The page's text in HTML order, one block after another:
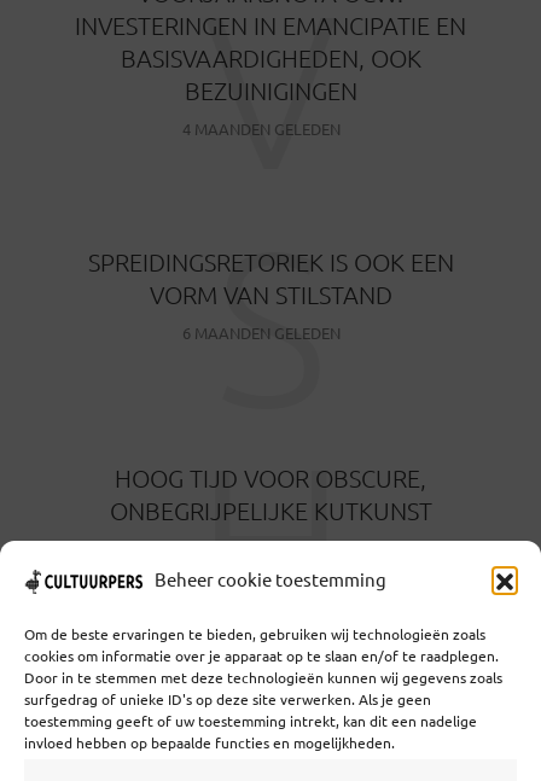
Beheer cookie toestemming
Om de beste ervaringen te bieden, gebruiken wij technologieën zoals
cookies om informatie over je apparaat op te slaan en/of te raadplegen.
Door in te stemmen met deze technologieën kunnen wij gegevens zoals
surfgedrag of unieke ID's op deze site verwerken. Als je geen
toestemming geeft of uw toestemming intrekt, kan dit een nadelige
invloed hebben op bepaalde functies en mogelijkheden.
INVESTERINGEN IN EMANCIPATIE EN
BASISVAARDIGHEDEN, OOK
BEZUINIGINGEN
4 MAANDEN GELEDEN
V
SPREIDINGSRETORIEK IS OOK EEN
VORM VAN STILSTAND
6 MAANDEN GELEDEN
S
HOOG TIJD VOOR OBSCURE,
ONBEGRIJPELIJKE KUTKUNST
H
Coöperatief Cultureel Persbureau U.A. | Salzburg 29 |
3524KS Utrecht | KvK: 55573592 |Btw: